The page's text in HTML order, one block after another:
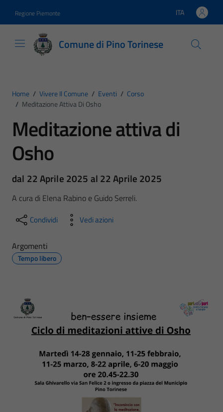
Regione Piemonte Lingua attiva:
ITA
Comune di Pino Torinese
Home / Vivere Il Comune / Eventi / Corso
/ Meditazione Attiva Di Osho
Meditazione attiva di
Osho
dal 22 Aprile 2025 al 22 Aprile 2025
A cura di Elena Rabino e Guido Serreli.
Condividi Vedi azioni
Argomenti
Tempo libero